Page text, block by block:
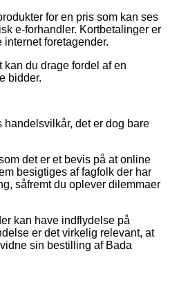
for en pris som kan ses
e-forhandler. Kortbetalinger er
foretagender.
du drage fordel af en
bidder.
det er dog bare
det er et bevis på at online
besigtiges af fagfolk der har
såfremt du oplever dilemmaer
kan have indflydelse på
er det virkelig relevant, at
sin bestilling af Bada